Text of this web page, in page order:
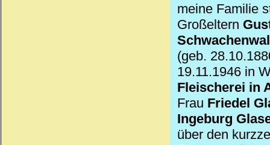
meine Familie
Großeltern
(geb.
19.11.1946 in
Fleischerei in
Frau Friedel
Ingeburg
über den